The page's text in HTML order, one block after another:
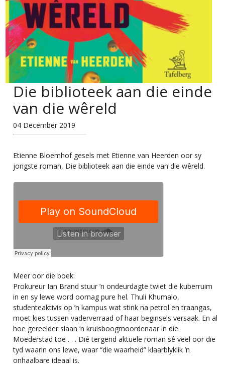
Die biblioteek aan die einde
van die wêreld
04 December 2019
Etienne Bloemhof gesels met Etienne van Heerden oor sy
jongste roman, Die biblioteek aan die einde van die wêreld.
Meer oor die boek:
Prokureur Ian Brand stuur ’n ondeurdagte twiet die kuberruim
in en sy lewe word oornag pure hel. Thuli Khumalo,
studenteaktivis op ’n kampus wat stink na petrol en traangas,
moet kies tussen vaderverraad of haar beginsels versaak. En al
hoe gereelder slaan ’n kruisboogmoordenaar in die
Moederstad toe . . . Dié tergend aktuele roman sê veel oor die
tyd waarin ons lewe, waar “die waarheid” klaarblyklik ’n
onhaalbare ideaal is.